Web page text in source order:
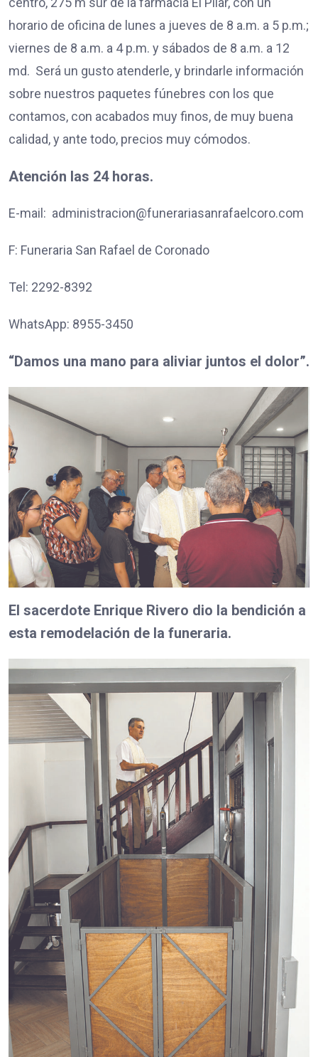
horario de oficina de lunes a jueves de 8 a.m. a 5 p.m.;
viernes de 8 a.m. a 4 p.m. y sábados de 8 a.m. a 12
md. Será un gusto atenderle, y brindarle información
sobre nuestros paquetes fúnebres con los que
contamos, con acabados muy finos, de muy buena
calidad, y ante todo, precios muy cómodos.
Atención las 24 horas.
E-mail: administracion@funerariasanrafaelcoro.com
F: Funeraria San Rafael de Coronado
Tel: 2292-8392
WhatsApp: 8955-3450
“Damos una mano para aliviar juntos el dolor”.
El sacerdote Enrique Rivero dio la bendición a
esta remodelación de la funeraria.